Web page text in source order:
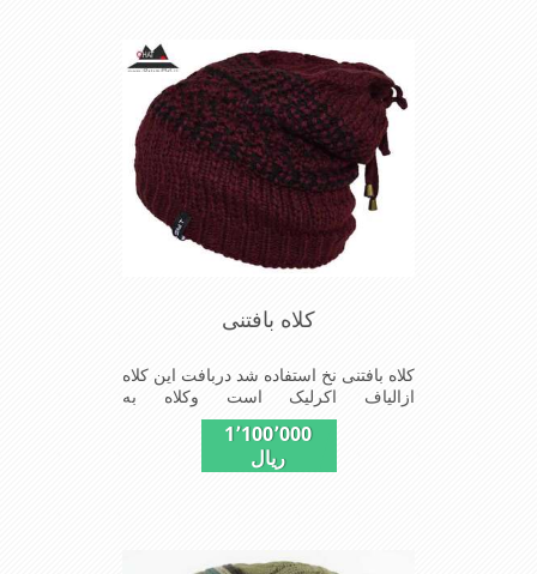
کلاه بافتنی
کلاه بافتنی نخ استفاده شد دربافت این کلاه
ازالیاف اکرلیک است وکلاه به
خاطراستفاده ازیک لایه بافت و یک لایه خز
مصنوی ضخامت مناسبی درمقابل سرما را
دارا است شیک و مناسب افراد خوش
1٬100٬000
ریال